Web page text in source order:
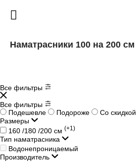
Наматрасники 100 на 200 см
Все фильтры
Все фильтры
Подешевле
Подороже
Со скидкой
Размеры
160 /180 /200 см (+1)
Тип наматрасника
Водонепроницаемый
Производитель